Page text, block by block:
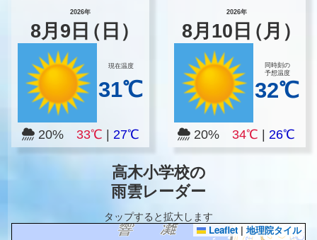
2026年
8月 9 日（日）
現在温度
31℃
20% 33℃ 27℃
2026年
8月 10 日（月）
同時刻の
予想温度
32℃
20%34℃ |26℃
高木小学校の
雨雲レーダー
タップすると拡大します
Leaflet | 地理院タイル